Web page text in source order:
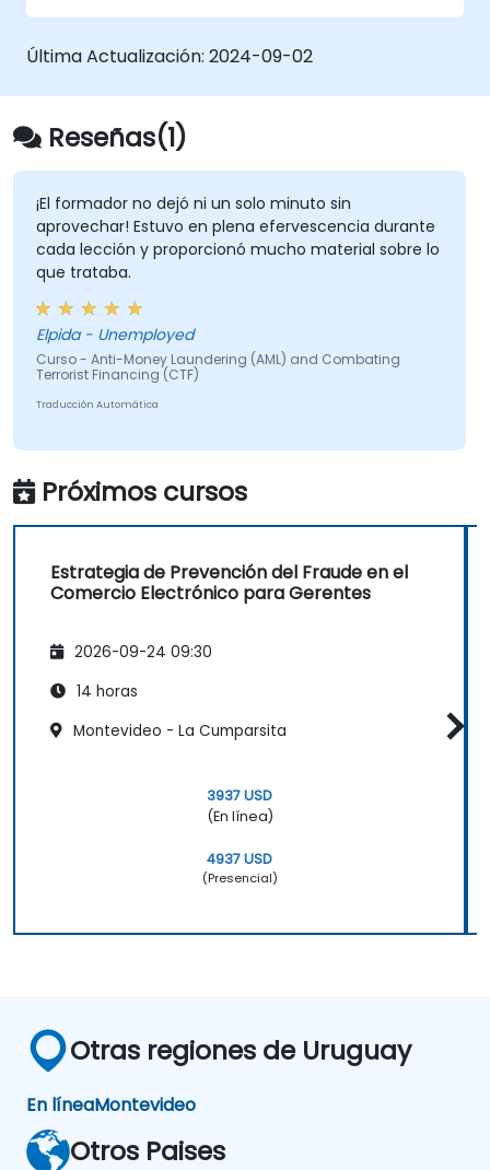
Última Actualización: 2024-09-02
Reseñas(1)
¡El formador no dejó ni un solo minuto sin
aprovechar! Estuvo en plena efervescencia durante
cada lección y proporcionó mucho material sobre lo
que trataba.
Elpida - Unemployed
Curso - Anti-Money Laundering (AML) and Combating
Terrorist Financing (CTF)
Traducción Automática
Próximos cursos
Estrategia de Prevención del Fraude en el
Comercio Electrónico para Gerentes
2026-09-24 09:30
14 horas
Montevideo - La Cumparsita
3937 USD
(En línea)
4937 USD
(Presencial)
Otras regiones de Uruguay
En líneaMontevideo
Otros Paises